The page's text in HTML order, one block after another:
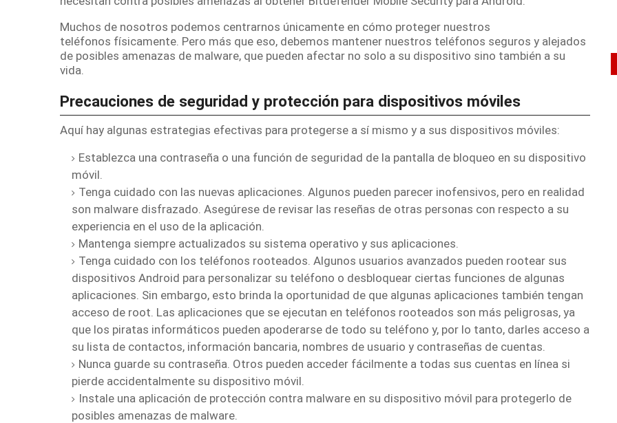
Muchos de nosotros podemos centrarnos únicamente en cómo proteger nuestros
teléfonos físicamente. Pero más que eso, debemos mantener nuestros teléfonos seguros y alejados
de posibles amenazas de malware, que pueden afectar no solo a su dispositivo sino también a su
vida.
Precauciones de seguridad y protección para dispositivos móviles
Aquí hay algunas estrategias efectivas para protegerse a sí mismo y a sus dispositivos móviles:
Establezca una contraseña o una función de seguridad de la pantalla de bloqueo en su dispositivo
móvil.
Tenga cuidado con las nuevas aplicaciones. Algunos pueden parecer inofensivos, pero en realidad
son malware disfrazado. Asegúrese de revisar las reseñas de otras personas con respecto a su
experiencia en el uso de la aplicación.
Mantenga siempre actualizados su sistema operativo y sus aplicaciones.
Tenga cuidado con los teléfonos rooteados. Algunos usuarios avanzados pueden rootear sus
dispositivos Android para personalizar su teléfono o desbloquear ciertas funciones de algunas
aplicaciones. Sin embargo, esto brinda la oportunidad de que algunas aplicaciones también tengan
acceso de root. Las aplicaciones que se ejecutan en teléfonos rooteados son más peligrosas, ya
que los piratas informáticos pueden apoderarse de todo su teléfono y, por lo tanto, darles acceso a
su lista de contactos, información bancaria, nombres de usuario y contraseñas de cuentas.
Nunca guarde su contraseña. Otros pueden acceder fácilmente a todas sus cuentas en línea si
pierde accidentalmente su dispositivo móvil.
Instale una aplicación de protección contra malware en su dispositivo móvil para protegerlo de
posibles amenazas de malware.